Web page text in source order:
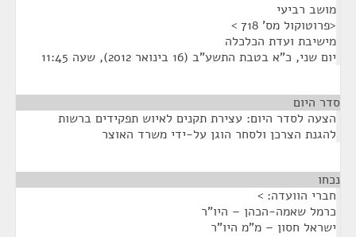
מושב רביעי
<פרוטוקול מס' 718 >
מישיבת ועדת הכלכלה
יום שני, כ"א בטבת התשע"ב (16 בינואר 2012), שעה 11:45
סדר היום
הצעה לסדר היום: עצירת תקנים לאיוש תפקידים ברשות
להגנת הצרכן ולסחר הוגן על-ידי משרד האוצר
נכחו
חברי הוועדה: >
כרמל שאמה-הכהן – היו"ר
ישראל חסון – מ"מ היו"ר